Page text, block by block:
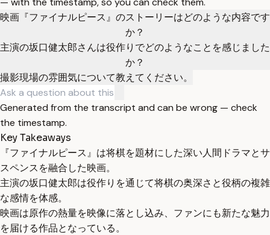
映画『ファイナルピース』のストーリーはどのような内容です
か？
主演の坂口健太郎さんは役作りでどのようなことを感じました
か？
撮影現場の雰囲気について教えてください。
Generated from the transcript and can be wrong — check
the timestamp.
Key Takeaways
『ファイナルピース』は将棋を題材にした深い人間ドラマとサ
スペンスを融合した映画。
主演の坂口健太郎は役作りを通じて将棋の奥深さと役柄の複雑
な感情を体感。
映画は原作の熱量を映像に落とし込み、ファンにも新たな魅力
を届ける作品となっている。